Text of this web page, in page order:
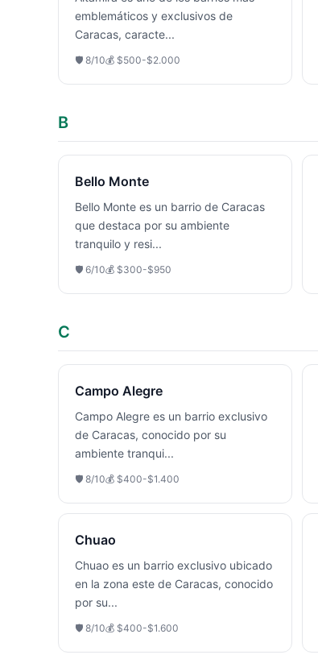
emblemáticos y exclusivos de
Caracas, caracte...
🛡️ 8/10💰 $500-$2.000
B
Bello Monte
Bello Monte es un barrio de Caracas
que destaca por su ambiente
tranquilo y resi...
🛡️ 6/10💰 $300-$950
C
Campo Alegre
Campo Alegre es un barrio exclusivo
de Caracas, conocido por su
ambiente tranqui...
🛡️ 8/10💰 $400-$1.400
Chuao
Chuao es un barrio exclusivo ubicado
en la zona este de Caracas, conocido
por su...
🛡️ 8/10💰 $400-$1.600